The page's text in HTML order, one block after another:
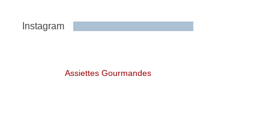
Instagram
Assiettes Gourmandes